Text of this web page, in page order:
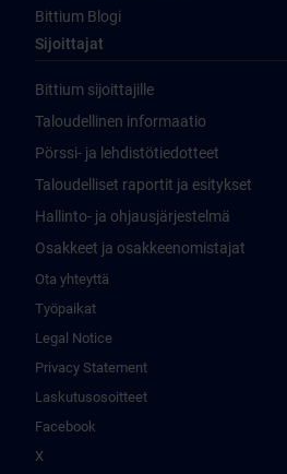
Bittium Blogi
Sijoittajat
Bittium sijoittajille
Taloudellinen informaatio
Pörssi- ja lehdistötiedotteet
Taloudelliset raportit ja esitykset
Hallinto- ja ohjausjärjestelmä
Osakkeet ja osakkeenomistajat
Ota yhteyttä
Työpaikat
Legal Notice
Privacy Statement
Laskutusosoitteet
Facebook
X